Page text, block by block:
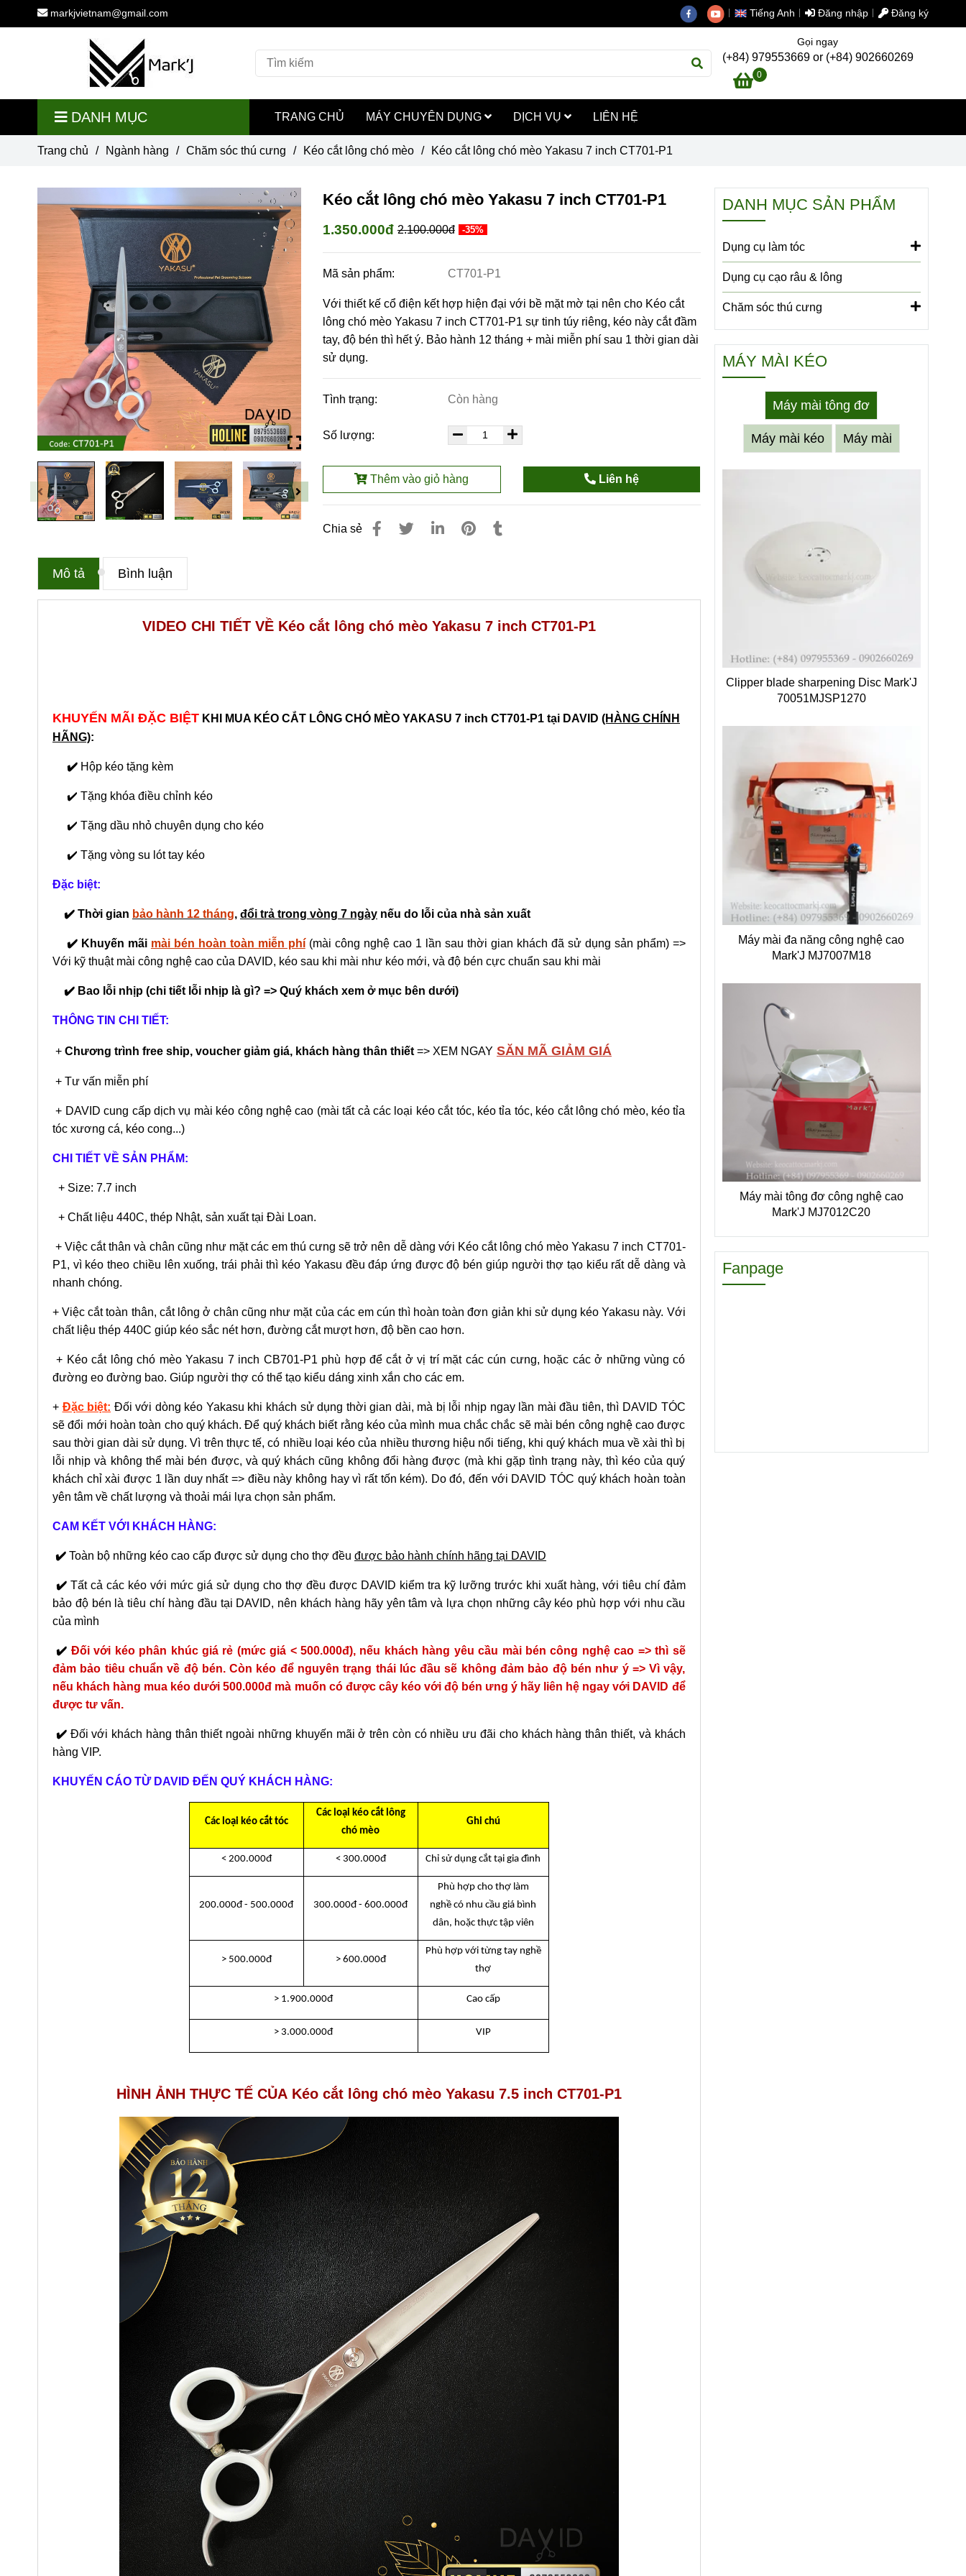
markjvietnam@gmail.com Tiếng Anh Đăng nhập Đăng ký
Gọi ngay
(+84) 979553669 or (+84) 902660269
0
DANH MỤC TRANG CHỦ MÁY CHUYÊN DỤNG DỊCH VỤ LIÊN HỆ
Trang chủ / Ngành hàng / Chăm sóc thú cưng / Kéo cắt lông chó mèo / Kéo cắt lông chó mèo Yakasu 7 inch CT701-P1
Kéo cắt lông chó mèo Yakasu 7 inch CT701-P1
1.350.000đ 2.100.000đ -35%
Mã sản phẩm: CT701-P1
Với thiết kế cổ điện kết hợp hiện đại với bề mặt mờ tại nên cho Kéo cắt
lông chó mèo Yakasu 7 inch CT701-P1 sự tinh túy riêng, kéo này cắt đầm
tay, độ bén thì hết ý. Bảo hành 12 tháng + mài miễn phí sau 1 thời gian dài
sử dụng.
Tình trạng: Còn hàng
Số lượng:
Thêm vào giỏ hàng Liên hệ
Chia sẻ
Mô tả Bình luận
VIDEO CHI TIẾT VỀ Kéo cắt lông chó mèo Yakasu 7 inch CT701-P1
KHUYẾN MÃI ĐẶC BIỆT KHI MUA KÉO CẮT LÔNG CHÓ MÈO YAKASU 7 inch CT701-P1 tại DAVID (HÀNG CHÍNH
HÃNG):
✔️ Hộp kéo tặng kèm
✔️ Tặng khóa điều chỉnh kéo
✔️ Tặng dầu nhỏ chuyên dụng cho kéo
✔️ Tặng vòng su lót tay kéo
Đặc biệt:
✔️ Thời gian bảo hành 12 tháng, đổi trả trong vòng 7 ngày nếu do lỗi của nhà sản xuất
✔️ Khuyến mãi mài bén hoàn toàn miễn phí (mài công nghệ cao 1 lần sau thời gian khách đã sử dụng sản phẩm) =>
Với kỹ thuật mài công nghệ cao của DAVID, kéo sau khi mài như kéo mới, và độ bén cực chuẩn sau khi mài
✔️ Bao lỗi nhịp (chi tiết lỗi nhịp là gì? => Quý khách xem ở mục bên dưới)
THÔNG TIN CHI TIẾT:
+ Chương trình free ship, voucher giảm giá, khách hàng thân thiết => XEM NGAY SĂN MÃ GIẢM GIÁ
+ Tư vấn miễn phí
+ DAVID cung cấp dịch vụ mài kéo công nghệ cao (mài tất cả các loại kéo cắt tóc, kéo tỉa tóc, kéo cắt lông chó mèo, kéo tỉa
tóc xương cá, kéo cong...)
CHI TIẾT VỀ SẢN PHẨM:
+ Size: 7.7 inch
+ Chất liệu 440C, thép Nhật, sản xuất tại Đài Loan.
+ Việc cắt thân và chân cũng như mặt các em thú cưng sẽ trở nên dễ dàng với Kéo cắt lông chó mèo Yakasu 7 inch CT701-
P1, vì kéo theo chiều lên xuống, trái phải thì kéo Yakasu đều đáp ứng được độ bén giúp người thợ tạo kiểu rất dễ dàng và
nhanh chóng.
+ Việc cắt toàn thân, cắt lông ở chân cũng như mặt của các em cún thì hoàn toàn đơn giản khi sử dụng kéo Yakasu này. Với
chất liệu thép 440C giúp kéo sắc nét hơn, đường cắt mượt hơn, độ bền cao hơn.
+ Kéo cắt lông chó mèo Yakasu 7 inch CB701-P1 phù hợp để cắt ở vị trí mặt các cún cưng, hoặc các ở những vùng có
đường eo đường bao. Giúp người thợ có thể tạo kiểu dáng xinh xắn cho các em.
+ Đặc biệt: Đối với dòng kéo Yakasu khi khách sử dụng thời gian dài, mà bị lỗi nhịp ngay lần mài đầu tiên, thì DAVID TÓC
sẽ đổi mới hoàn toàn cho quý khách. Để quý khách biết rằng kéo của mình mua chắc chắc sẽ mài bén công nghệ cao được
sau thời gian dài sử dụng. Vì trên thực tế, có nhiều loại kéo của nhiều thương hiệu nổi tiếng, khi quý khách mua về xài thì bị
lỗi nhịp và không thể mài bén được, và quý khách cũng không đổi hàng được (mà khi gặp tình trạng này, thì kéo của quý
khách chỉ xài được 1 lần duy nhất => điều này không hay vì rất tốn kém). Do đó, đến với DAVID TÓC quý khách hoàn toàn
yên tâm về chất lượng và thoải mái lựa chọn sản phẩm.
CAM KẾT VỚI KHÁCH HÀNG:
✔️ Toàn bộ những kéo cao cấp được sử dụng cho thợ đều được bảo hành chính hãng tại DAVID
✔️ Tất cả các kéo với mức giá sử dụng cho thợ đều được DAVID kiểm tra kỹ lưỡng trước khi xuất hàng, với tiêu chí đảm
bảo độ bén là tiêu chí hàng đầu tại DAVID, nên khách hàng hãy yên tâm và lựa chọn những cây kéo phù hợp với nhu cầu
của mình
✔️ Đối với kéo phân khúc giá rẻ (mức giá < 500.000đ), nếu khách hàng yêu cầu mài bén công nghệ cao => thì sẽ
đảm bảo tiêu chuẩn về độ bén. Còn kéo để nguyên trạng thái lúc đầu sẽ không đảm bảo độ bén như ý => Vì vậy,
nếu khách hàng mua kéo dưới 500.000đ mà muốn có được cây kéo với độ bén ưng ý hãy liên hệ ngay với DAVID để
được tư vấn.
✔️Đối với khách hàng thân thiết ngoài những khuyến mãi ở trên còn có nhiều ưu đãi cho khách hàng thân thiết, và khách
hàng VIP.
KHUYẾN CÁO TỪ DAVID ĐẾN QUÝ KHÁCH HÀNG:
Các loại kéo cắt tóc
Các loại kéo cắt lông
chó mèo
Ghi chú
< 200.000đ < 300.000đ Chỉ sử dụng cắt tại gia đình
200.000đ - 500.000đ 300.000đ - 600.000đ
Phù hợp cho thợ làm
nghề có nhu cầu giá bình
dân, hoặc thực tập viên
> 500.000đ > 600.000đ
Phù hợp với từng tay nghề
thợ
> 1.900.000đ Cao cấp
> 3.000.000đ VIP
HÌNH ẢNH THỰC TẾ CỦA Kéo cắt lông chó mèo Yakasu 7.5 inch CT701-P1
DANH MỤC SẢN PHẨM
Dụng cụ làm tóc
Dụng cụ cạo râu & lông
Chăm sóc thú cưng
MÁY MÀI KÉO
Máy mài tông đơ
Máy mài kéo Máy mài
Clipper blade sharpening Disc Mark'J
70051MJSP1270
Máy mài đa năng công nghệ cao
Mark'J MJ7007M18
Máy mài tông đơ công nghệ cao
Mark'J MJ7012C20
Fanpage